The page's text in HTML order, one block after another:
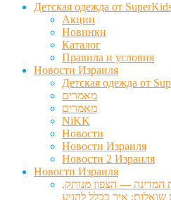
Детская одежда от
Акции
Новинки
Каталог
Правила и условия
Новости Израиля
מאמרים
מאמרים
NiKK
Новости
Новости Израиля
Новости 2 Израиля
Новости Израиля
— הצפון מנותק,
איך בכלל להגיע